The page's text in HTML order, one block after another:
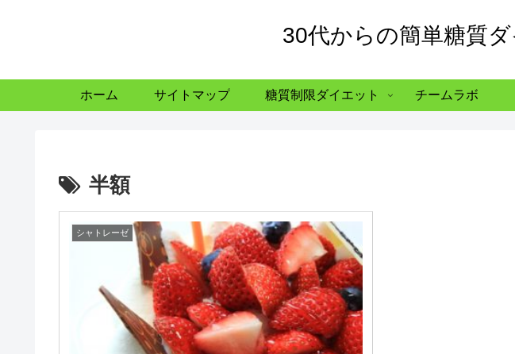
30代からの簡単糖質
ホーム サイトマップ 糖質制限ダイエット チームラボ
半額
シャトレーゼ